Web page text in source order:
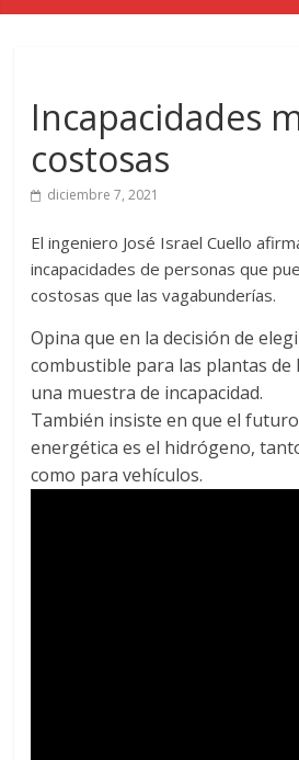
Incapacidades
costosas
diciembre 7, 2021
El ingeniero José Israel Cuello
incapacidades de personas que
costosas que las vagabunderías.
Opina que en la decisión de
combustible para las plantas de
una muestra de incapacidad.
También insiste en que el
energética es el hidrógeno,
como para vehículos.